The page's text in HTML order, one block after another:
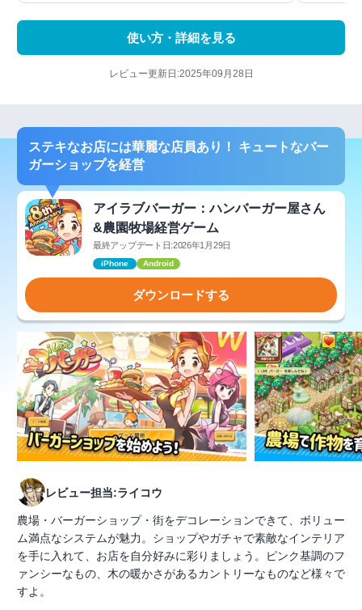
使い方・詳細を見る
レビュー更新日:2025年09月28日
ステキなお店には華麗な店員あり！ キュートなバー
ガーショップを経営
アイラブバーガー：ハンバーガー屋さん
&農園牧場経営ゲーム
最終アップデート日:2026年1月29日
iPhone Android
ダウンロードする
レビュー担当:ライコウ
農場・バーガーショップ・街をデコレーションできて、ボリュー
ム満点なシステムが魅力。ショップやガチャで素敵なインテリア
を手に入れて、お店を自分好みに彩りましょう。ピンク基調のフ
ァンシーなもの、木の暖かさがあるカントリーなものなど様々で
すよ。